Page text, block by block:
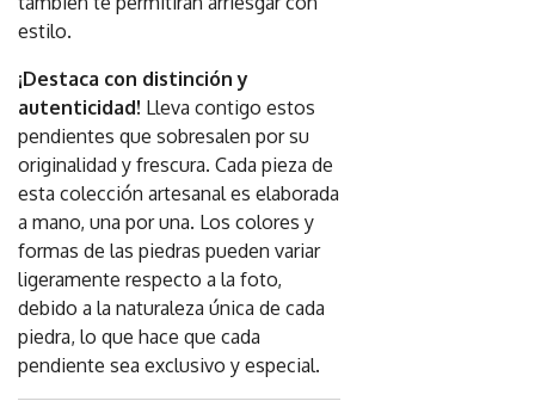
estilo.
¡Destaca con distinción y
autenticidad! Lleva contigo estos
pendientes que sobresalen por su
originalidad y frescura. Cada pieza de
esta colección artesanal es elaborada
a mano, una por una. Los colores y
formas de las piedras pueden variar
ligeramente respecto a la foto,
debido a la naturaleza única de cada
piedra, lo que hace que cada
pendiente sea exclusivo y especial.